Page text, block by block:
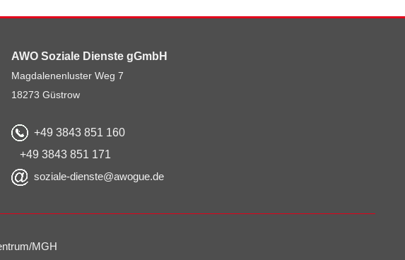
AWO Soziale Dienste gGmbH
Magdalenenluster Weg 7
18273 Güstrow
+49 3843 851 160
+49 3843 851 171
soziale-dienste@awogue.de
MGH